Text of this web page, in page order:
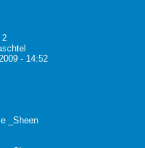
2
- 14:52
_Sheen